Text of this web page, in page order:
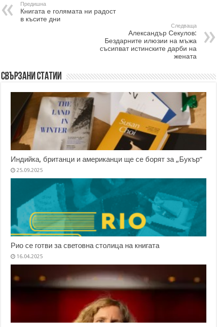
Предишна
Книгата е голямата ни радост
в късите дни
Следваща
Александър Секулов:
Бездарните илюзии на мъжа
съсипват истинските дарби на
жената
Свързани статии
Индийка, британци и американци ще се борят за „Букър“
25.09.2025
Рио се готви за световна столица на книгата
16.04.2025